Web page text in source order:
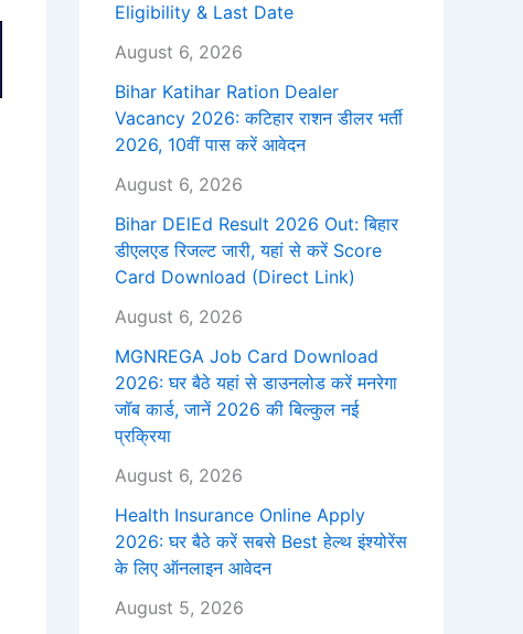
Eligibility & Last Date
August 6, 2026
Bihar Katihar Ration Dealer
Vacancy 2026: कटिहार राशन डीलर भर्ती
2026, 10वीं पास करें आवेदन
August 6, 2026
Bihar DElEd Result 2026 Out: बिहार
डीएलएड रिजल्ट जारी, यहां से करें Score
Card Download (Direct Link)
August 6, 2026
MGNREGA Job Card Download
2026: घर बैठे यहां से डाउनलोड करें मनरेगा
जॉब कार्ड, जानें 2026 की बिल्कुल नई
प्रक्रिया
August 6, 2026
Health Insurance Online Apply
2026: घर बैठे करें सबसे Best हेल्थ इंश्योरेंस
के लिए ऑनलाइन आवेदन
August 5, 2026